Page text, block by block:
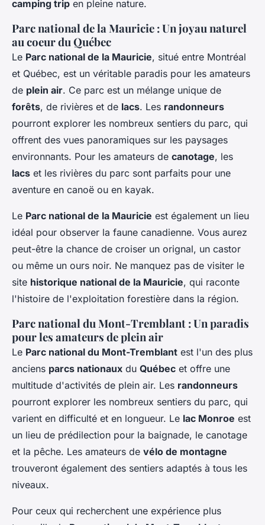
camping trip en pleine nature.
Parc national de la Mauricie : Un joyau naturel
au coeur du Québec
Le Parc national de la Mauricie, situé entre Montréal
et Québec, est un véritable paradis pour les amateurs
de plein air. Ce parc est un mélange unique de
forêts, de rivières et de lacs. Les randonneurs
pourront explorer les nombreux sentiers du parc, qui
offrent des vues panoramiques sur les paysages
environnants. Pour les amateurs de canotage, les
lacs et les rivières du parc sont parfaits pour une
aventure en canoë ou en kayak.
Le Parc national de la Mauricie est également un lieu
idéal pour observer la faune canadienne. Vous aurez
peut-être la chance de croiser un orignal, un castor
ou même un ours noir. Ne manquez pas de visiter le
site historique national de la Mauricie, qui raconte
l'histoire de l'exploitation forestière dans la région.
Parc national du Mont-Tremblant : Un paradis
pour les amateurs de plein air
Le Parc national du Mont-Tremblant est l'un des plus
anciens parcs nationaux du Québec et offre une
multitude d'activités de plein air. Les randonneurs
pourront explorer les nombreux sentiers du parc, qui
varient en difficulté et en longueur. Le lac Monroe est
un lieu de prédilection pour la baignade, le canotage
et la pêche. Les amateurs de vélo de montagne
trouveront également des sentiers adaptés à tous les
niveaux.
Pour ceux qui recherchent une expérience plus